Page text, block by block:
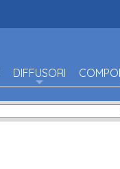
DIFFUSORI